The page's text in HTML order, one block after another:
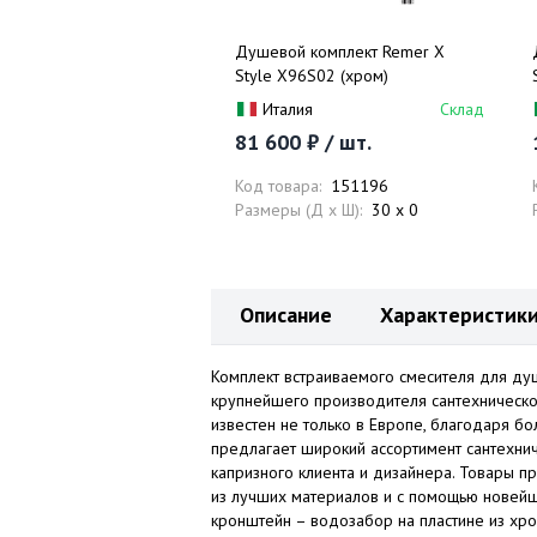
Душевой комплект Remer X
Style X96S02 (хром)
Италия
Склад
81 600 ₽ / шт.
Код товара: 151196
Размеры (Д x Ш): 30 x 0
Описание
Комплект встраиваемого смесителя для
крупнейшего производителя
известен не только в Европе, благодаря
предлагает широкий ассортимент
капризного клиента и дизайнера. Товары
из лучших материалов и с помощью
кронштейн – водозабор на пластине из